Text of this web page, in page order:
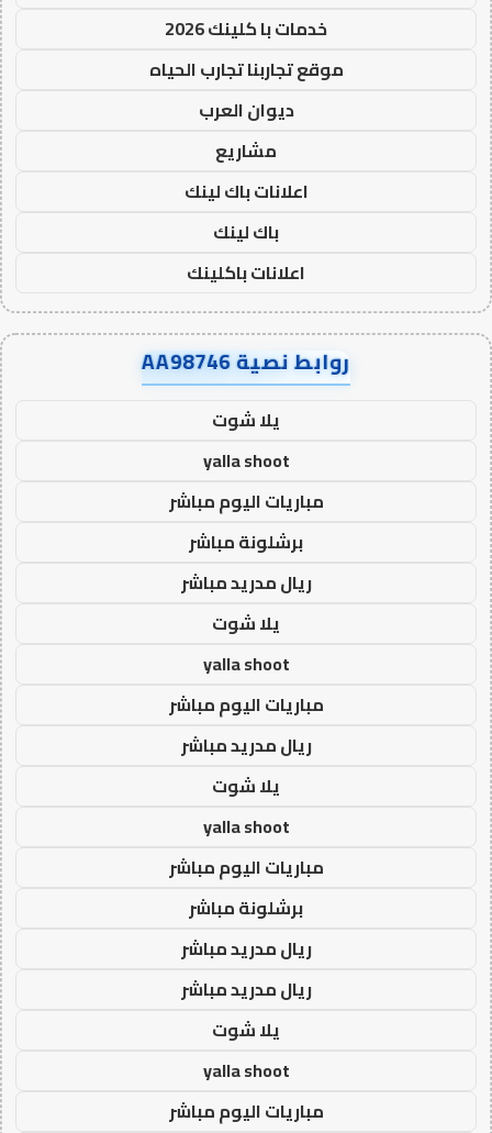
خدمات با كلينك 2026
موقع تجاربنا تجارب الحياه
ديوان العرب
مشاريع
اعلانات باك لينك
باك لينك
اعلانات باكلينك
روابط نصية AA98746
يلا شوت
yalla shoot
مباريات اليوم مباشر
برشلونة مباشر
ريال مدريد مباشر
يلا شوت
yalla shoot
مباريات اليوم مباشر
ريال مدريد مباشر
يلا شوت
yalla shoot
مباريات اليوم مباشر
برشلونة مباشر
ريال مدريد مباشر
ريال مدريد مباشر
يلا شوت
yalla shoot
مباريات اليوم مباشر